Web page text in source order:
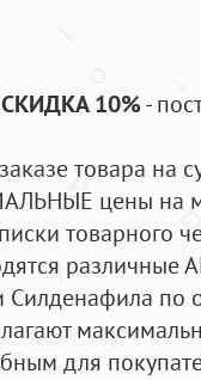
СКИДКА 10%-
товара на
цены на
товарного
Силденафила по
для